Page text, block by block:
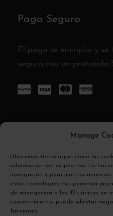
Manage
Utilizamos tecnologías como las
información del dispositivo. Lo
navegación y para mostrar
estas tecnologías nos permitirá
de navegación o los ID's únicos en
consentimiento, puede afectar
funciones.
Pago Seguro
El pago se encripta y
segura con un protocolo
Todos los
Entertainment S.L.